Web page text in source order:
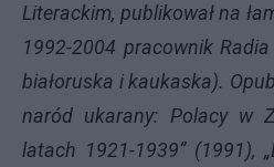
Literackim, publikował na
1992-2004 pracownik
białoruska i kaukaska).
naród ukarany: Polacy w
latach 1921-1939” (1991),